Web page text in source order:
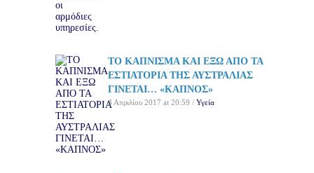
ΤΟ ΚΑΠΝΙΣΜΑ ΚΑΙ ΕΞΩ ΑΠΟ ΤΑ
ΕΣΤΙΑΤΟΡΙΑ ΤΗΣ ΑΥΣΤΡΑΛΙΑΣ
ΓΙΝΕΤΑΙ… «ΚΑΠΝΟΣ»
3 Απριλίου 2017 at 20:59 / Υγεία